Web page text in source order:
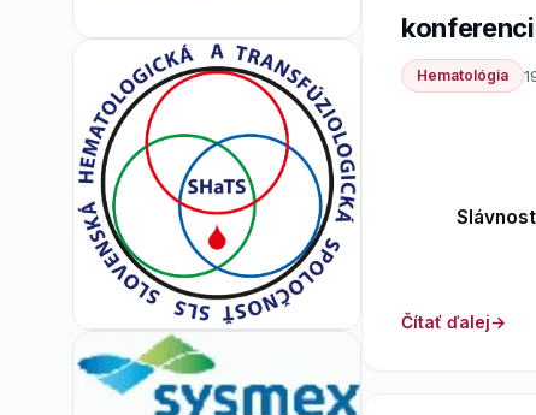
Hematológia
Čítať ďalej